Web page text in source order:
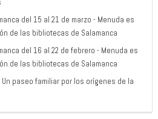
del 15 al 21 de marzo - Menuda es
de las bibliotecas de Salamanca
del 16 al 22 de febrero - Menuda es
de las bibliotecas de Salamanca
Un paseo familiar por los orígenes de la